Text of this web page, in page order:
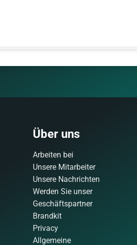
Über uns
Arbeiten bei
Unsere Mitarbeiter
Unsere Nachrichten
Werden Sie unser
Geschäftspartner
Brandkit
Privacy
Allgemeine